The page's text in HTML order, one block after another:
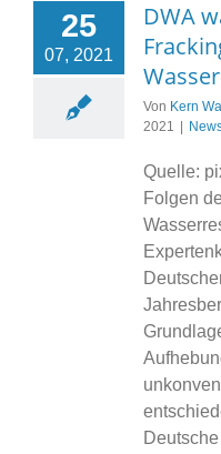
25
07, 2021
DWA
Von Kern
2021
Quelle:
Folgen